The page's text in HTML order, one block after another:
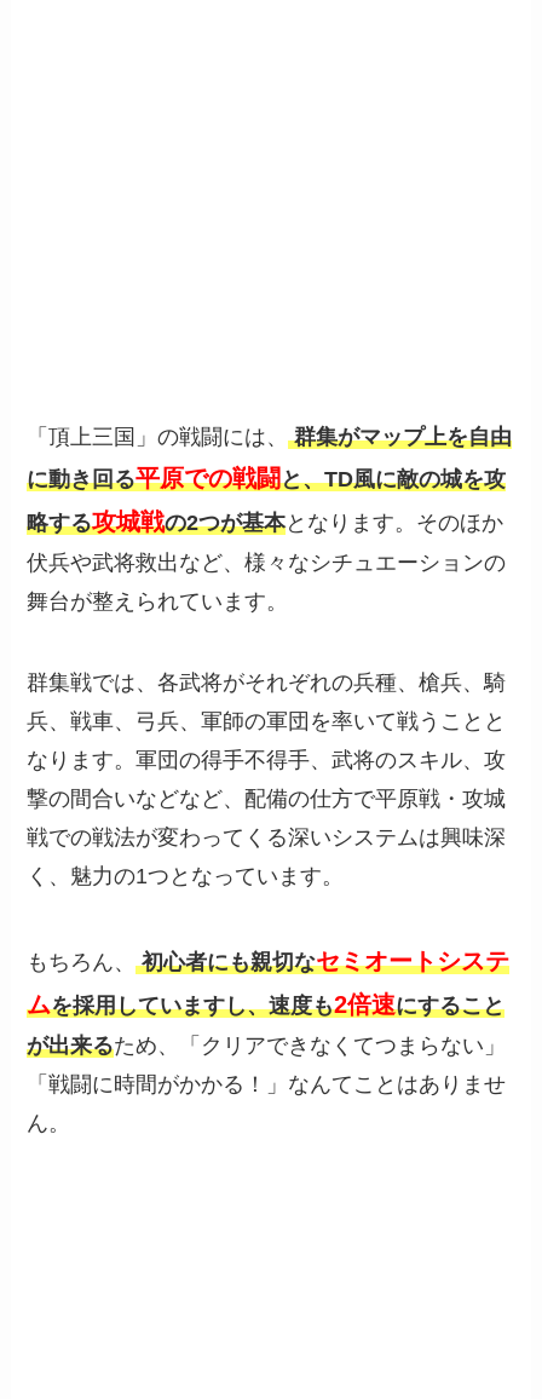
「頂上三国」の戦闘には、 群集がマップ上を自由
に動き回る平原での戦闘と、TD風に敵の城を攻
略する攻城戦の2つが基本となります。そのほか
伏兵や武将救出など、様々なシチュエーションの
舞台が整えられています。
群集戦では、各武将がそれぞれの兵種、槍兵、騎
兵、戦車、弓兵、軍師の軍団を率いて戦うことと
なります。軍団の得手不得手、武将のスキル、攻
撃の間合いなどなど、配備の仕方で平原戦・攻城
戦での戦法が変わってくる深いシステムは興味深
く、魅力の1つとなっています。
もちろん、 初心者にも親切なセミオートシステ
ムを採用していますし、速度も2倍速にすること
が出来るため、「クリアできなくてつまらない」
「戦闘に時間がかかる！」なんてことはありませ
ん。